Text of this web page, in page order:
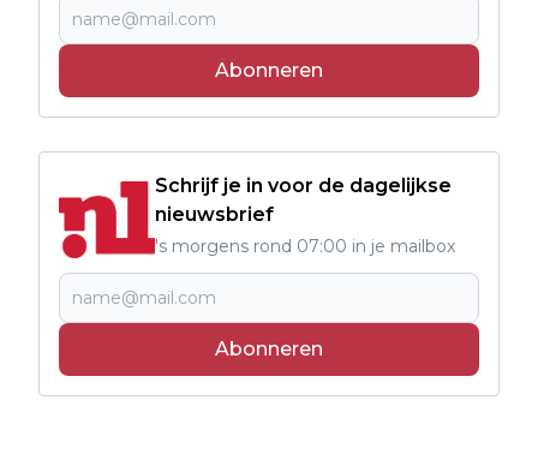
Abonneren
Schrijf je in voor de dagelijkse
nieuwsbrief
's morgens rond 07:00 in je mailbox
Abonneren